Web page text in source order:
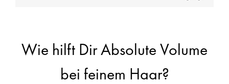
Wie hilft Dir Absolute Volume
bei feinem Haar?